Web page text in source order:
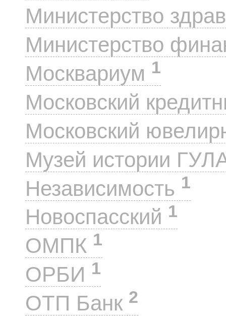
Министерство
Министерство
Москвариум 1
Московский
Московский
Музей истории
Независимость 1
Новоспасский 1
ОМПК 1
ОРБИ 1
ОТП Банк 2